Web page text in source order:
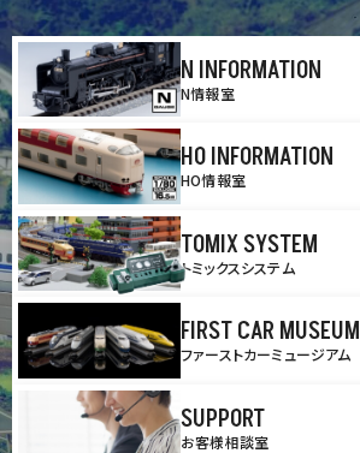
N INFORMATION
N情報室
HO INFORMATION
HO情報室
TOMIX SYSTEM
トミックスシステム
FIRST CAR MUSEUM
ファーストカーミュージアム
SUPPORT
お客様相談室